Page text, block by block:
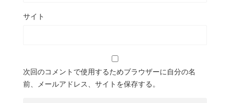
サイト
次回のコメントで使用するためブラウザーに自分の名
前、メールアドレス、サイトを保存する。